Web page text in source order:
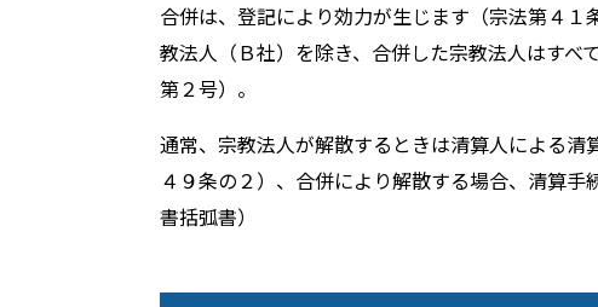
合併は、登記により効力が生じます（宗法第４
教法人（Ｂ社）を除き、合併した宗教法人はす
第２号）。
通常、宗教法人が解散するときは清算人による
４９条の２）、合併により解散する場合、清算
書括弧書）